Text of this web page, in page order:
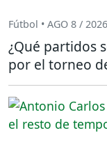
Fútbol • AGO 8 / 2026
¿Qué partidos
por el torneo